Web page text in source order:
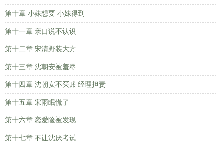
第十章 小妹想要 小妹得到
第十一章 亲口说不认识
第十二章 宋清野装大方
第十三章 沈朝安被羞辱
第十四章 沈朝安不买账 经理担责
第十五章 宋雨眠慌了
第十六章 恋爱险被发现
第十七章 不让沈厌考试